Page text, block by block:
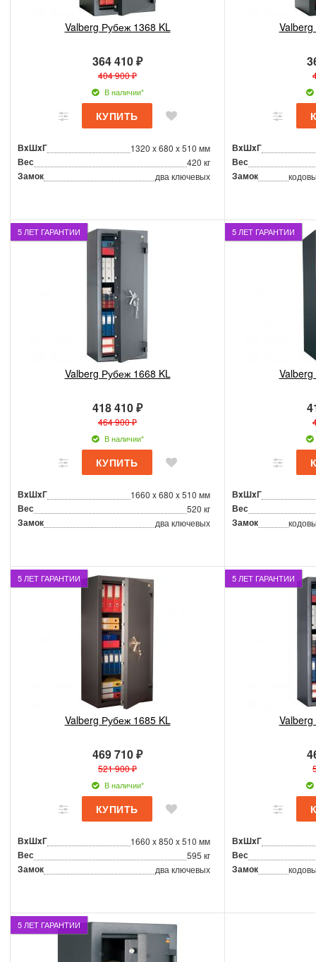
Valberg Рубеж 1368 KL
364 410 ₽
404 900 ₽
В наличии*
ВxШxГ 1320 x 680 x 510 мм
Вес 420 кг
Замок два ключевых
ВxШxГ
Вес
Замок
5 ЛЕТ ГАРАНТИИ
Valberg Рубеж 1668 KL
418 410 ₽
464 900 ₽
В наличии*
ВxШxГ 1660 x 680 x 510 мм
Вес 520 кг
Замок два ключевых
5 ЛЕТ ГАРАНТИИ
ВxШxГ
Вес
Замок
5 ЛЕТ ГАРАНТИИ
Valberg Рубеж 1685 KL
469 710 ₽
521 900 ₽
В наличии*
ВxШxГ 1660 x 850 x 510 мм
Вес 595 кг
Замок два ключевых
5 ЛЕТ ГАРАНТИИ
ВxШxГ
Вес
Замок
5 ЛЕТ ГАРАНТИИ